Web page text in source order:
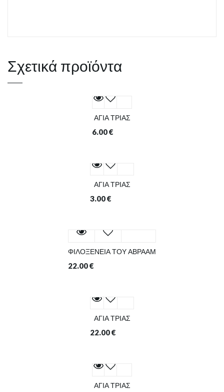
Σχετικά προϊόντα
ΑΓΙΑ ΤΡΙΑΣ
6.00€
ΑΓΙΑ ΤΡΙΑΣ
3.00€
ΦΙΛΟΞΕΝΕΙΑ ΤΟΥ ΑΒΡΑΑΜ
22.00€
ΑΓΙΑ ΤΡΙΑΣ
22.00€
ΑΓΙΑ ΤΡΙΑΣ